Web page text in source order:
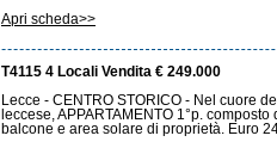
Apri scheda>>
T4115 4 Locali Vendita € 249.000
Lecce - CENTRO STORICO - Nel cuore
leccese, APPARTAMENTO 1°p.
balcone e area solare di proprietà. Euro